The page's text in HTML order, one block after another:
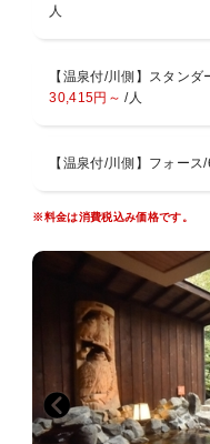
5566）へ直接ご連絡くださ
了承くださいませ。
※特定原材料29品目以外の
【ご案内】
★3歳以上で添い寝(食事なし
★お祝いのケーキをご希望
連絡ください。
★。o○o。細やかなおもて
◎チェックイン手続きしな
(セルフサービスですので
◎3種類の無料貸切風呂で
(24時間何度でもご入浴い
◎お風呂上りに冷たいアイ
人
【温泉付/川側】スタン
30,415円～ /人
【温泉付/川側】フォー
※料金は消費税込み価格です。